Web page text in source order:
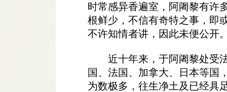
时常感异香遍室，阿阇黎有许
根鲜少，不信有奇特之事，即
不许知情者讲，因此未便公开
近十年来，于阿阇黎处受法
国、法国、加拿大、日本等国
为数极多，往生净土及已经具